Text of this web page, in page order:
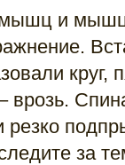
и мышц
круг,
врозь.
за